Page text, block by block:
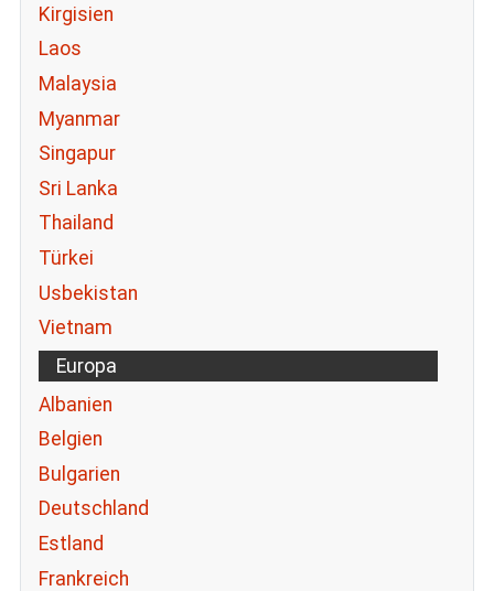
Kirgisien
Laos
Malaysia
Myanmar
Singapur
Sri Lanka
Thailand
Türkei
Usbekistan
Vietnam
Europa
Albanien
Belgien
Bulgarien
Deutschland
Estland
Frankreich